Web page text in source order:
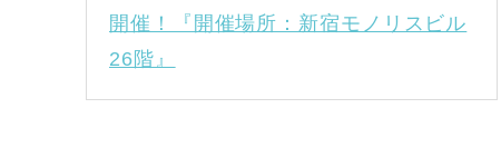
開催！『開催場所：新宿モノリスビル
26階』